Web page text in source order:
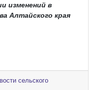
изменений в
Алтайского края
сельского